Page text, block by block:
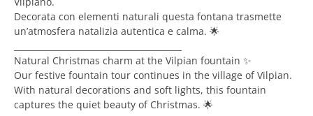
Decorata con elementi naturali questa fontana trasmette
un’atmosfera natalizia autentica e calma. 🌟
Natural Christmas charm at the Vilpian fountain ✨
Our festive fountain tour continues in the village of Vilpian.
With natural decorations and soft lights, this fountain
captures the quiet beauty of Christmas. 🌟